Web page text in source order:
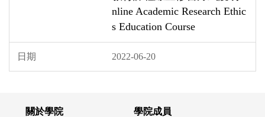
nline Academic Research Ethic
s Education Course
2022-06-20
關於學院 學院成員